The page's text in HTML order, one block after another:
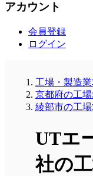
アカウント
会員登録
ログイン
工場・製造業
京都府の工場
綾部市の工場
UTエ
社の